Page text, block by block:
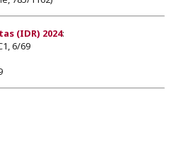
(IDR) 2024:
6/69